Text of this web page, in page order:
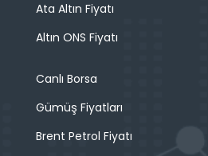
Ata Altın Fiyatı
Altın ONS Fiyatı
Canlı Borsa
Gümüş Fiyatları
Brent Petrol Fiyatı